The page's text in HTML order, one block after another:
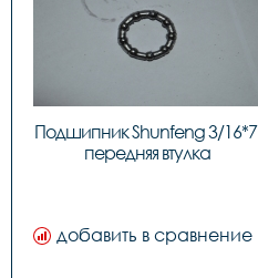
Подшипник Shunfeng 3/16*7
передняя втулка
добавить в сравнение